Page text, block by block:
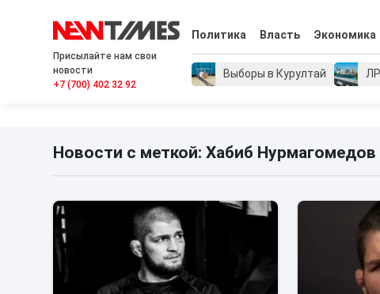
Присылайте нам свои
новости
+7 (700) 402 32 92
Политика Власть Экономика
Выборы в Курултай
Новости с меткой: Хабиб Нурмагомедов